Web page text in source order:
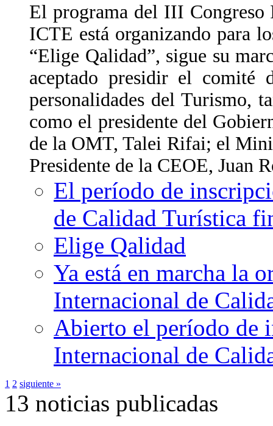
El programa del III Congreso
ICTE está organizando para
“Elige Qalidad”, sigue su
aceptado presidir el comité
personalidades del Turismo,
como el presidente del
de la OMT, Talei Rifai; el
Presidente de la CEOE, Juan
El período de
de Calidad Turística
Elige Qalidad
Ya está en marcha la
Internacional de
Abierto el período de
Internacional de
1 2 siguiente »
13 noticias publicadas